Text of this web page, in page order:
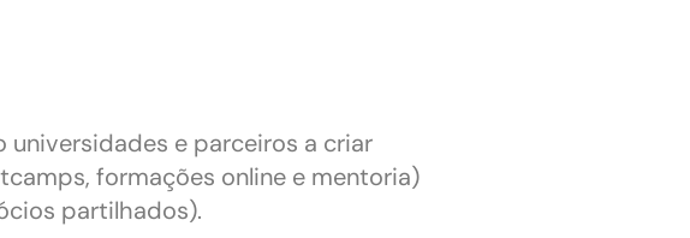
e parceiros a criar
formações online e mentoria)
partilhados).